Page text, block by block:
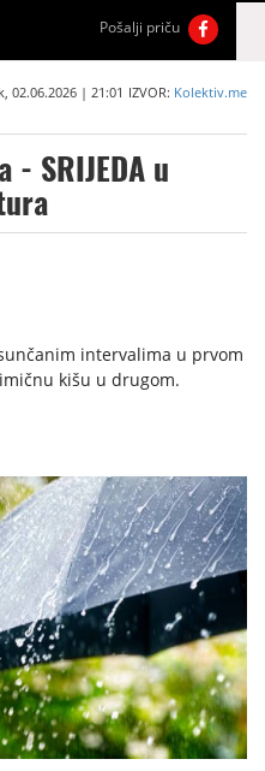
Pošalji priču
02.06.2026 | 21:01 IZVOR: Kolektiv.me
- SRIJEDA u
intervalima u prvom
kišu u drugom.